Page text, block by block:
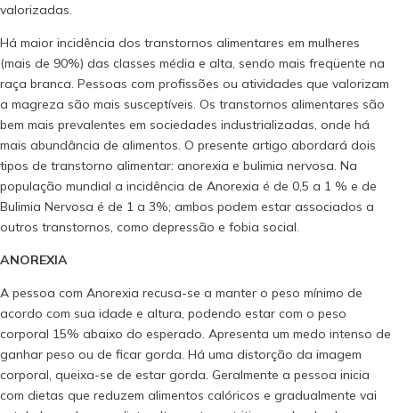
valorizadas.
Há maior incidência dos transtornos alimentares em mulheres
(mais de 90%) das classes média e alta, sendo mais freqüente na
raça branca. Pessoas com profissões ou atividades que valorizam
a magreza são mais susceptíveis. Os transtornos alimentares são
bem mais prevalentes em sociedades industrializadas, onde há
mais abundância de alimentos. O presente artigo abordará dois
tipos de transtorno alimentar: anorexia e bulimia nervosa. Na
população mundial a incidência de Anorexia é de 0,5 a 1 % e de
Bulimia Nervosa é de 1 a 3%; ambos podem estar associados a
outros transtornos, como depressão e fobia social.
ANOREXIA
A pessoa com Anorexia recusa-se a manter o peso mínimo de
acordo com sua idade e altura, podendo estar com o peso
corporal 15% abaixo do esperado. Apresenta um medo intenso de
ganhar peso ou de ficar gorda. Há uma distorção da imagem
corporal, queixa-se de estar gorda. Geralmente a pessoa inicia
com dietas que reduzem alimentos calóricos e gradualmente vai